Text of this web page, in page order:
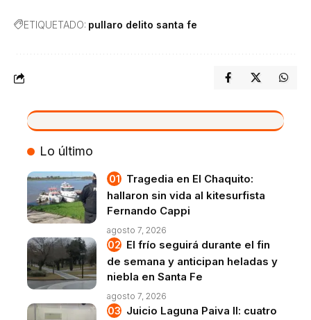
ETIQUETADO: pullaro delito santa fe
VIVO
Lo último
Tragedia en El Chaquito:
hallaron sin vida al kitesurfista
Fernando Cappi
agosto 7, 2026
El frío seguirá durante el fin
de semana y anticipan heladas y
niebla en Santa Fe
agosto 7, 2026
Juicio Laguna Paiva II: cuatro